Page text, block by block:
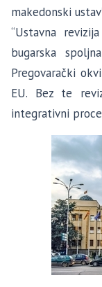
makedonski
“Ustavna
bugarska
Pregovarački
EU. Bez te
integrativni